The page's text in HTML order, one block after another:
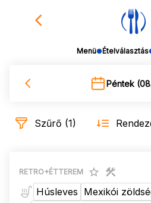
Menü Ételválasztás
Péntek
Szűrő (1)
RETRO+ÉTTEREM
Húsleves Mexikói